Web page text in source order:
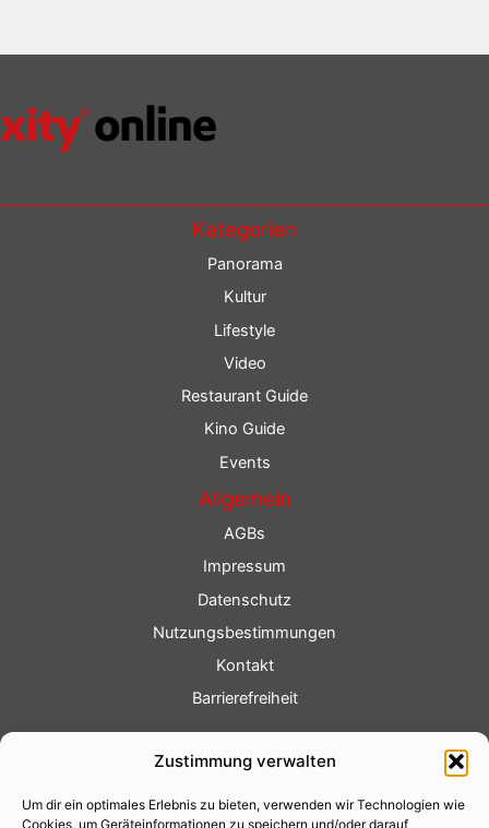
Zustimmung verwalten
Um dir ein optimales Erlebnis zu bieten, verwenden wir Technologien wie
Cookies, um Geräteinformationen zu speichern und/oder darauf
Kategorien
Panorama
Kultur
Lifestyle
Video
Restaurant Guide
Kino Guide
Events
Allgemein
AGBs
Impressum
Datenschutz
Nutzungsbestimmungen
Kontakt
Barrierefreiheit
Fotoservice
Videoservice